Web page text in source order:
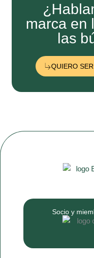
marca en
las
QUIERO
Socio y